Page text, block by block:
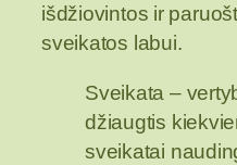
išdžiovintos ir
sveikatos labui.
Sveikata –
džiaugtis
sveikatai